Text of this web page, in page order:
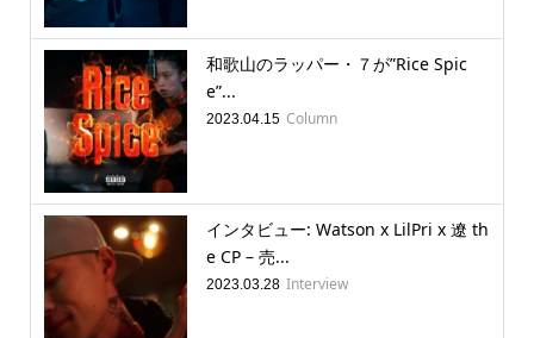
和歌山のラッパー・７が”Rice Spic
e”...
2023.04.15 Column
インタビュー: Watson x LilPri x 遼 th
e CP – 売...
2023.03.28 Interview